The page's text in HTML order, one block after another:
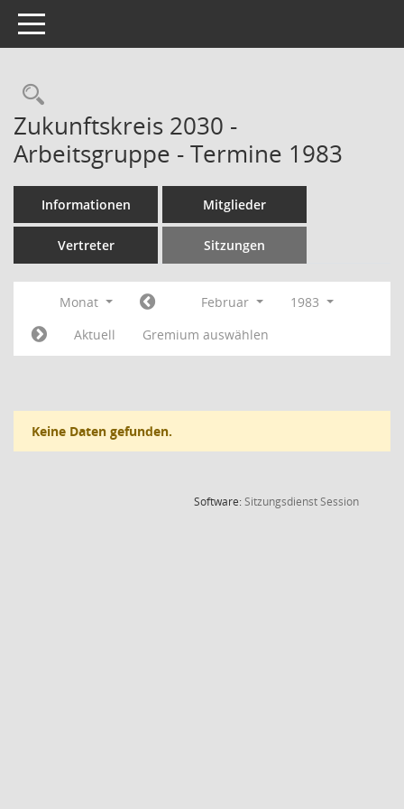
Toggle navigation
Rechercheauswahl
Zukunftskreis 2030 -
Arbeitsgruppe - Termine 1983
Informationen Mitglieder
Vertreter Sitzungen
Monat Februar
1983
Aktuell
Gremium auswählen
Keine Daten gefunden.
Software:SitzungsdienstSession(Wird in